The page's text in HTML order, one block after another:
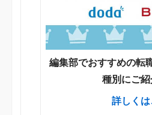
編集部でおすすめの転
種別にご紹
詳しく